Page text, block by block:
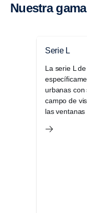
Nuestra gama
Serie L
La serie L
urbanas con
campo de
las ventanas